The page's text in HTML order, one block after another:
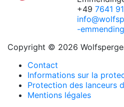
+49 7641
-
Copyright © 2026
Contact
Informations sur la
Protection des lanceurs
Mentions légales